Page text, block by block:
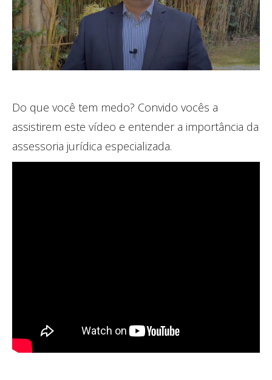
Do que você tem medo? Convido vocês a
assistirem este vídeo e entender a importância da
assessoria jurídica especializada.